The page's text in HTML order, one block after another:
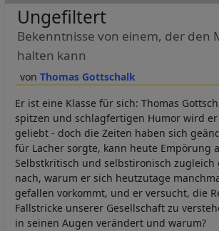
Thomas Gottschalk
Ungefiltert
Bekenntnisse von einem, der den
halten kann
Er ist eine Klasse für sich: Thomas
spitzen und schlagfertigen Humor wird
geliebt - doch die Zeiten haben sich
für Lacher sorgte, kann heute Empörung
Selbstkritisch und selbstironisch zugleich
nach, warum er sich heutzutage
gefallen vorkommt, und er versucht, die
Fallstricke unserer Gesellschaft zu
in seinen Augen verändert und warum?